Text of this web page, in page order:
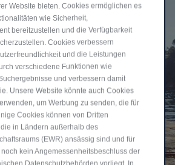
Website bieten. Cookies ermöglichen es
wie Sicherheit,
bereitzustellen und die Verfügbarkeit
Cookies verbessern
und die Leistungen
verschiedene Funktionen wie
und verbessern damit
Unsere Website könnte auch Cookies
um Werbung zu senden, die für
Cookies können von Dritten
in Ländern außerhalb des
(EWR) ansässig sind und für
kein Angemessenheitsbeschluss der